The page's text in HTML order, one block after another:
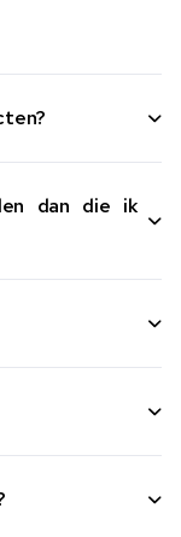
dan die ik